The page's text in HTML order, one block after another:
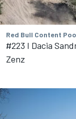
Red Bull Content
#223 I Dacia
Zenz